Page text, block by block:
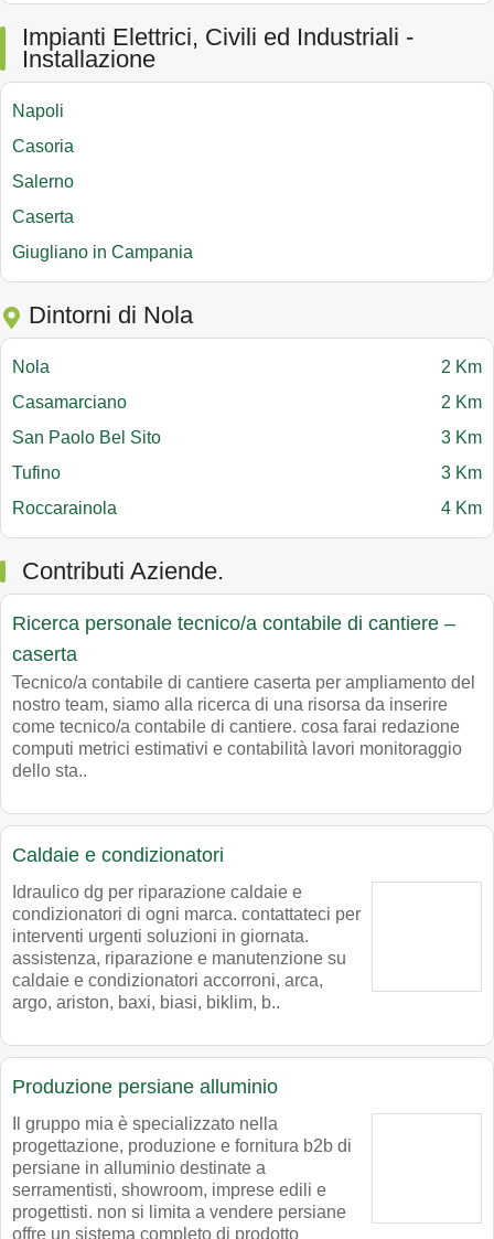
Impianti Elettrici, Civili ed Industriali -
Installazione
Napoli
Casoria
Salerno
Caserta
Giugliano in Campania
Dintorni di Nola
Nola
2 Km
Casamarciano
2 Km
San Paolo Bel Sito
3 Km
Tufino
3 Km
Roccarainola
4 Km
Contributi Aziende.
Ricerca personale tecnico/a contabile di cantiere –
caserta
Tecnico/a contabile di cantiere caserta per ampliamento del
nostro team, siamo alla ricerca di una risorsa da inserire
come tecnico/a contabile di cantiere. cosa farai redazione
computi metrici estimativi e contabilità lavori monitoraggio
dello sta..
Caldaie e condizionatori
Idraulico dg per riparazione caldaie e
condizionatori di ogni marca. contattateci per
interventi urgenti soluzioni in giornata.
assistenza, riparazione e manutenzione su
caldaie e condizionatori accorroni, arca,
argo, ariston, baxi, biasi, biklim, b..
Produzione persiane alluminio
Il gruppo mia è specializzato nella
progettazione, produzione e fornitura b2b di
persiane in alluminio destinate a
serramentisti, showroom, imprese edili e
progettisti. non si limita a vendere persiane
offre un sistema completo di prodotto